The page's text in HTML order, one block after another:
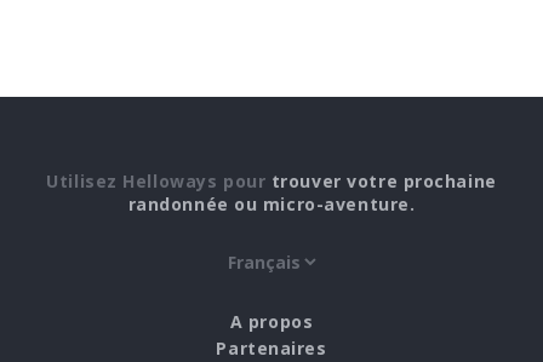
Utilisez Helloways pour trouver votre prochaine
randonnée ou micro-aventure.
A propos
Partenaires